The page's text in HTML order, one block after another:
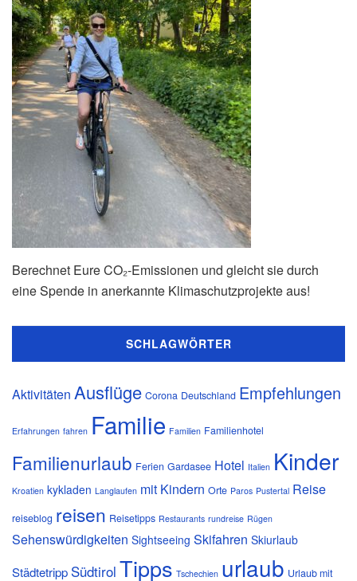
Berechnet Eure CO₂-Emissionen und gleicht sie durch
eine Spende in anerkannte Klimaschutzprojekte aus!
SCHLAGWÖRTER
Aktivitäten Ausflüge Corona Deutschland Empfehlungen
Erfahrungen fahren Familie Familien Familienhotel
Familienurlaub Ferien Gardasee Hotel Italien Kinder
Kroatien kykladen Langlaufen mit Kindern Orte Paros Pustertal Reise
reiseblog reisen Reisetipps Restaurants rundreise Rügen
Sehenswürdigkeiten Sightseeing Skifahren Skiurlaub
Städtetripp Südtirol Tipps Tschechien urlaub Urlaub mit